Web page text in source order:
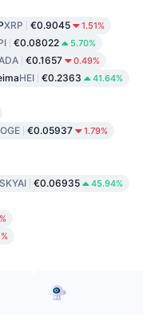
XRP €0.9045 1.51%
€0.08022 5.70%
€0.1657 0.49%
HEI €0.2363 41.64%
€0.05937 1.79%
SKYAI €0.06935 45.94%